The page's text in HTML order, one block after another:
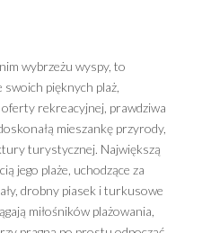
wybrzeżu wyspy, to
pięknych plaż,
rekreacyjnej, prawdziwa
mieszankę przyrody,
turystycznej. Największą
jego plaże, uchodzące za
drobny piasek i turkusowe
miłośników plażowania,